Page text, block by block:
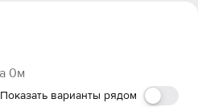
0м
Показать варианты рядом